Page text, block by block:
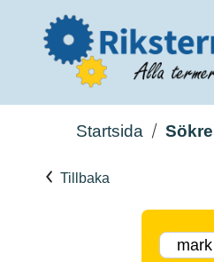
Startsida
Tillbaka